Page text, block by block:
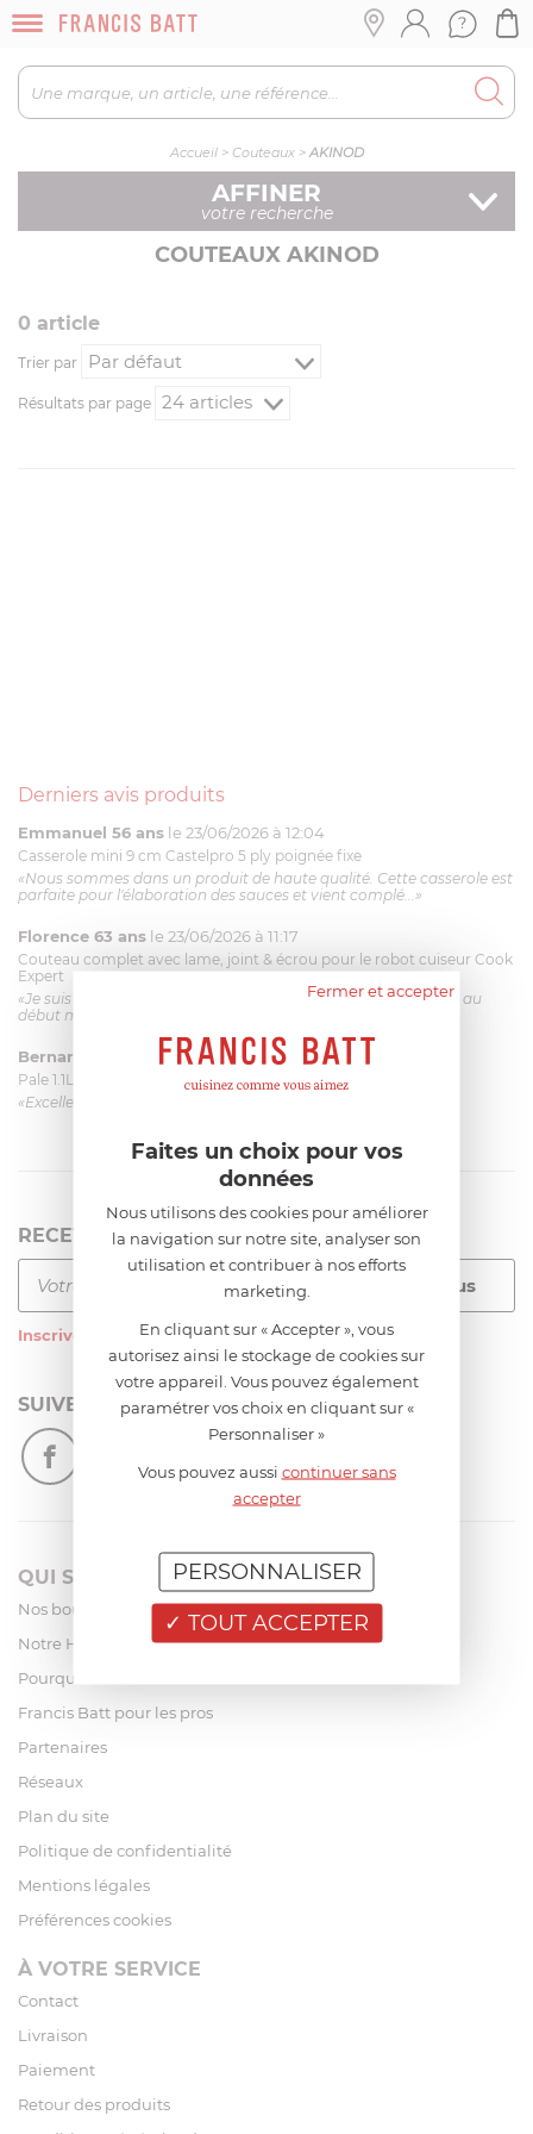
Accueil> Couteaux>AKINOD
AFFINER
votre recherche
COUTEAUX AKINOD
0 article
Trier par
Résultats par page
Derniers avis produits
Emmanuel 56 ans le 23/06/2026 à 12:04
Casserole mini 9 cm Castelpro 5 ply poignée fixe
«Nous sommes dans un produit de haute qualité. Cette casserole est
parfaite pour l'élaboration des sauces et vient complé...»
Florence 63 ans le 23/06/2026 à 11:17
Couteau complet avec lame, joint & écrou pour le robot cuiseur Cook
Expert
«Je suis satisfaite du couteau Magimix. L'écrou est un peu dur au
début mais ça le fait. La livraison a été très rapide. ...»
Bernard le 23/06/2026 à 09:43
Pale 1.1L pour Glacier Magimix 11031/121/123/124
«Excellent: produit et livraison»
RECEVEZ LA NEWSLETTER
Inscrivez-vous à notre newsletter
SUIVEZ-NOUS
QUI SOMMES-NOUS?
Nos boutiques
Notre Histoire
Pourquoi acheter chez Francis Batt ?
Francis Batt pour les pros
Partenaires
Réseaux
Plan du site
Politique de confidentialité
Mentions légales
Préférences cookies
À VOTRE SERVICE
Contact
Livraison
Paiement
Retour des produits
Fermer et accepter
Faites un choix pour vos
données
Nous utilisons des cookies pour améliorer
la navigation sur notre site, analyser son
utilisation et contribuer à nos efforts
marketing.
En cliquant sur « Accepter », vous
autorisez ainsi le stockage de cookies sur
votre appareil. Vous pouvez également
paramétrer vos choix en cliquant sur «
Personnaliser »
Vous pouvez aussi continuer sans
accepter
TOUT ACCEPTER
PERSONNALISER